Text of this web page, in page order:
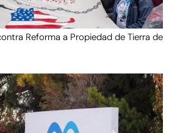
Reforma a Propiedad de Tierra de